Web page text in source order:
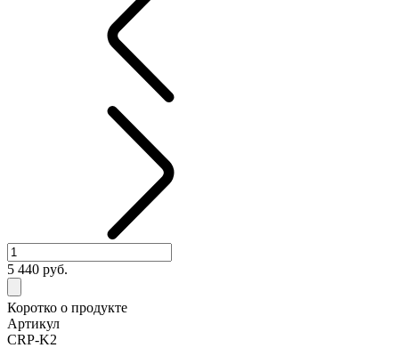
5 440 руб.
Коротко о продукте
Артикул
CRP-K2